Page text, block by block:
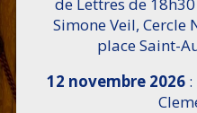
Simone Veil, Cercle
place Saint-
12 novembre 2026: